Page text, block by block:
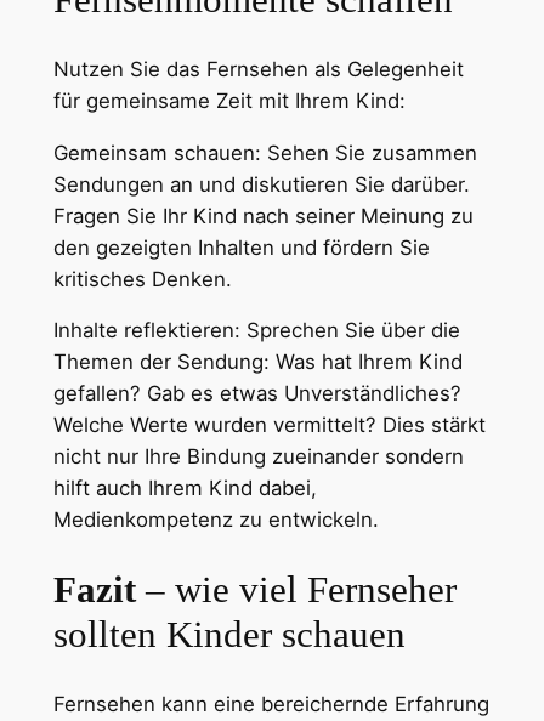
Nutzen Sie das Fernsehen als Gelegenheit
für gemeinsame Zeit mit Ihrem Kind:
Gemeinsam schauen: Sehen Sie zusammen
Sendungen an und diskutieren Sie darüber.
Fragen Sie Ihr Kind nach seiner Meinung zu
den gezeigten Inhalten und fördern Sie
kritisches Denken.
Inhalte reflektieren: Sprechen Sie über die
Themen der Sendung: Was hat Ihrem Kind
gefallen? Gab es etwas Unverständliches?
Welche Werte wurden vermittelt? Dies stärkt
nicht nur Ihre Bindung zueinander sondern
hilft auch Ihrem Kind dabei,
Medienkompetenz zu entwickeln.
Fazit– wie viel Fernseher
sollten Kinder schauen
Fernsehen kann eine bereichernde Erfahrung